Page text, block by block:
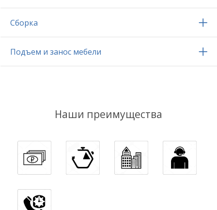
Сборка
Подъем и занос мебели
Наши преимущества